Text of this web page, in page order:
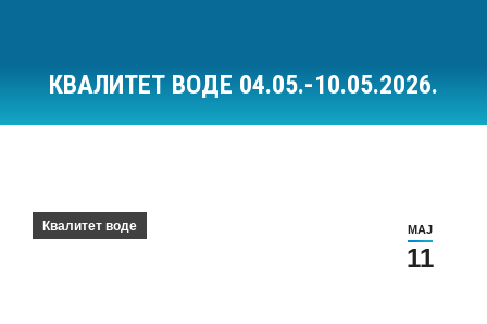
КВАЛИТЕТ ВОДЕ 04.05.-10.05.2026.
МАЈ
11
Квалитет воде